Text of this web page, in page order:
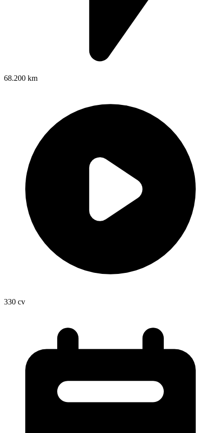
68.200 km
330 cv